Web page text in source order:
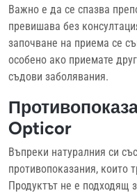
Важно е да се спазва
превишава без
започване на приема се
особено ако приемате
съдови заболявания.
Opticor
Въпреки натуралния си
противопоказания, които
Продуктът не е подходящ